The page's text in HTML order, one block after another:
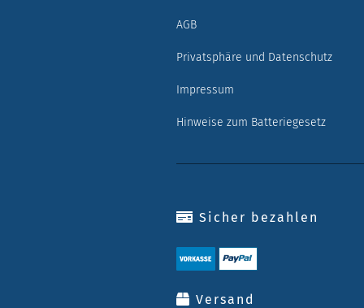
AGB
Privatsphäre und Datenschutz
Impressum
Hinweise zum Batteriegesetz
Sicher bezahlen
Versand